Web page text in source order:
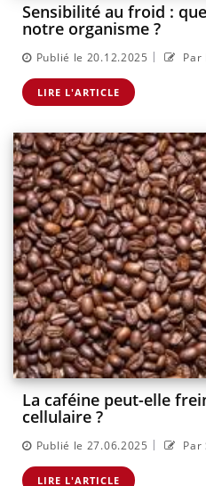
Sensibilité au froid :
notre organisme ?
Publié le 20.12.2025 | Par
LIRE L'ARTICLE
La caféine peut-elle
cellulaire ?
Publié le 27.06.2025 | Par
LIRE L'ARTICLE